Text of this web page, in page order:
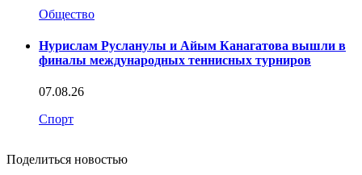
Общество
Нурислам Русланулы и Айым Канагатова вышли в
финалы международных теннисных турниров
07.08.26
Спорт
Поделиться новостью